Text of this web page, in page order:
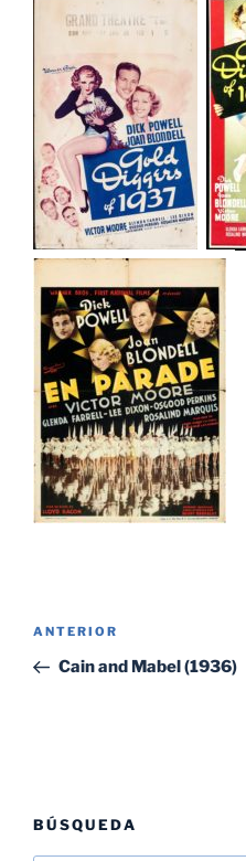
Navegación
entradas
Entrada
anterior:
ANTERIOR
Cain and Mabel (1936)
BÚSQUEDA